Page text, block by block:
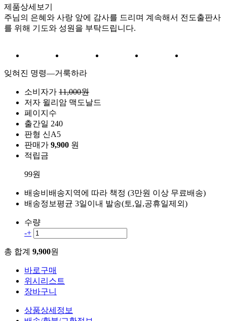
제품상세보기
주님의 은혜와 사랑 앞에 감사를 드리며 계속해서 전도출판사
를 위해 기도와 성원을 부탁드립니다.
잊혀진 명령―거룩하라
소비자가 11,000원
저자 윌리암 맥도날드
페이지수
출간일 240
판형 신A5
판매가 9,900 원
적립금
99원
배송비 배송지역에 따라 책정 (3만원 이상 무료배송)
배송정보평균 3일이내 발송(토,일,공휴일제외)
수량
-+
총 합계 9,900원
바로구매
위시리스트
장바구니
상품상세정보